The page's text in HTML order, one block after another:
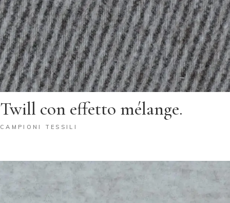
Twill con effetto mélange.
CAMPIONI TESSILI